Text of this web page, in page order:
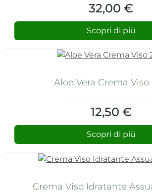
32,00 €
Scopri di più
Aloe Vera Crema Viso
12,50 €
Scopri di più
Crema Viso Idratante